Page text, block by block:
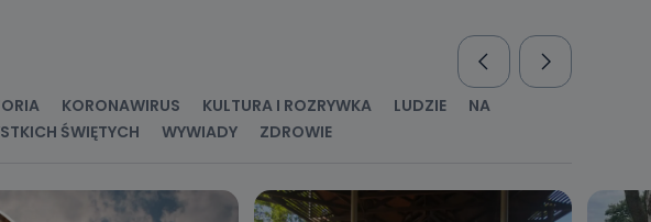
osobowych?
KORONAWIRUS KULTURA I ROZRYWKA LUDZIE
NA
ŚWIĘTYCH WYWIADY ZDROWIE